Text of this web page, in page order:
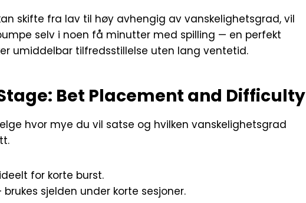
skifte fra lav til høy avhengig av vanskelighetsgrad, vil
selv i noen få minutter med spilling — en perfekt
umiddelbar tilfredsstillelse uten lang ventetid.
Bet Placement and Difficulty
hvor mye du vil satse og hvilken vanskelighetsgrad
for korte burst.
brukes sjelden under korte sesjoner.